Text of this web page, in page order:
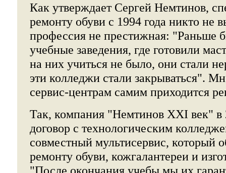
Как утверждает Сергей Немтинов,
ремонту обуви с 1994 года никто не
профессия не престижная: "Раньше
учебные заведения, где готовили
на них учиться не было, они стали
эти колледжи стали закрываться".
сервис-центрам самим приходится
Так, компания "Немтинов ХХI век" в
договор с технологическим
совместный мультисервис, который
ремонту обуви, кожгалантереи и
"После окончания учебы мы их